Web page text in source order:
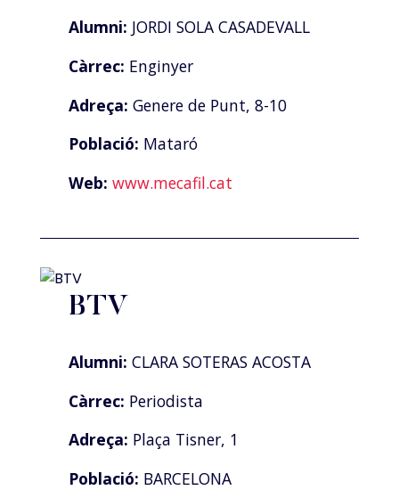
Alumni: JORDI SOLA CASADEVALL
Càrrec: Enginyer
Adreça: Genere de Punt, 8-10
Població: Mataró
Web: www.mecafil.cat
BTV
Alumni: CLARA SOTERAS ACOSTA
Càrrec: Periodista
Adreça: Plaça Tisner, 1
Població: BARCELONA